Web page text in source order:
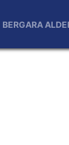
BERGARA